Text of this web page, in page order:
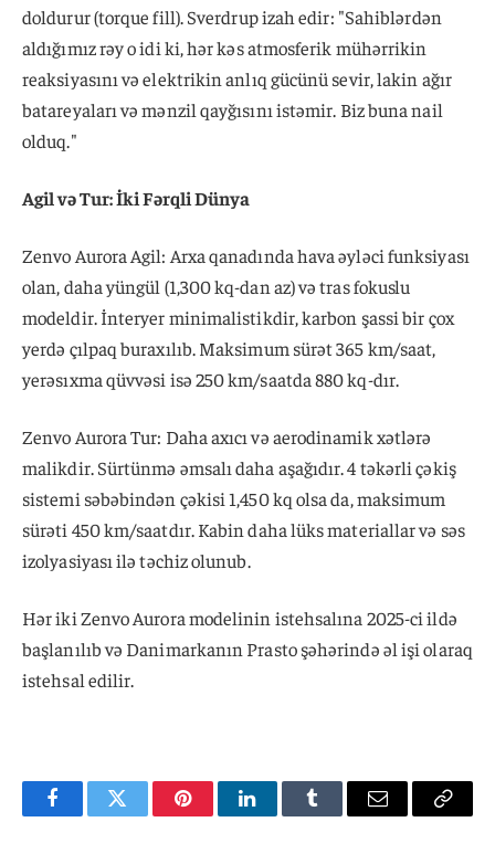
doldurur (torque fill). Sverdrup izah edir: "Sahiblərdən
aldığımız rəy o idi ki, hər kəs atmosferik mühərrikin
reaksiyasını və elektrikin anlıq gücünü sevir, lakin ağır
batareyaları və mənzil qayğısını istəmir. Biz buna nail
olduq."
Agil və Tur: İki Fərqli Dünya
Zenvo Aurora Agil: Arxa qanadında hava əyləci funksiyası
olan, daha yüngül (1,300 kq-dan az) və tras fokuslu
modeldir. İnteryer minimalistikdir, karbon şassi bir çox
yerdə çılpaq buraxılıb. Maksimum sürət 365 km/saat,
yerəsıxma qüvvəsi isə 250 km/saatda 880 kq-dır.
Zenvo Aurora Tur: Daha axıcı və aerodinamik xətlərə
malikdir. Sürtünmə əmsalı daha aşağıdır. 4 təkərli çəkiş
sistemi səbəbindən çəkisi 1,450 kq olsa da, maksimum
sürəti 450 km/saatdır. Kabin daha lüks materiallar və səs
izolyasiyası ilə təchiz olunub.
Hər iki Zenvo Aurora modelinin istehsalına 2025-ci ildə
başlanılıb və Danimarkanın Prasto şəhərində əl işi olaraq
istehsal edilir.
FacebookTwitter PinterestLinkedInTumblr Email
Copy